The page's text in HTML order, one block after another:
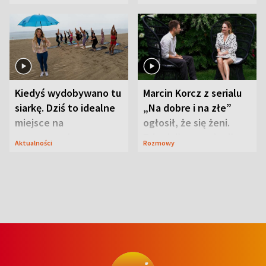
Kiedyś wydobywano tu
siarkę. Dziś to idealne
miejsce na
wypoczynek
Aktualności
Marcin Korcz z serialu
„Na dobre i na złe”
ogłosił, że się żeni.
Zdradził, co zmienił
Rozmowy